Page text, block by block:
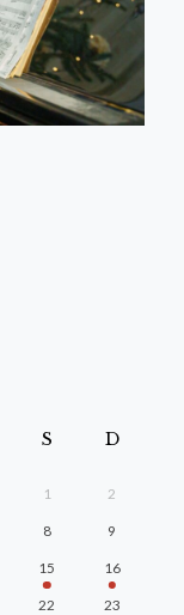
S D
1 2
8 9
15 16
22 23